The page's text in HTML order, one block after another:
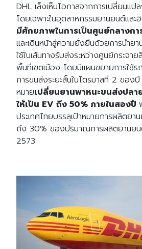
DHL เล็งเห็นโอกาสจากการเปลี่ยนแ
โดยเฉพาะในอุตสาหกรรมยานยนต์แล
มีศักยภาพในการเป็นศูนย์กลางก
และเดินหน้าสู่ความยั่งยืนด้วยการนำย
ใช้ในเส้นทางรับส่งระหว่างศูนย์กระจา
พื้นที่เขตเมือง โดยมีแผนขยายการใช้
การขนส่งระยะสั้นในไตรมาสที่ 2 ขอ
หมายเปลี่ยนยานพาหนะขนส่งปลา
ให้เป็น EV ถึง 50% ภายในสองปี
ประเทศไทยบรรลุเป้าหมายการผลิตย
ถึง 30% ของปริมาณการผลิตยานยน
2573